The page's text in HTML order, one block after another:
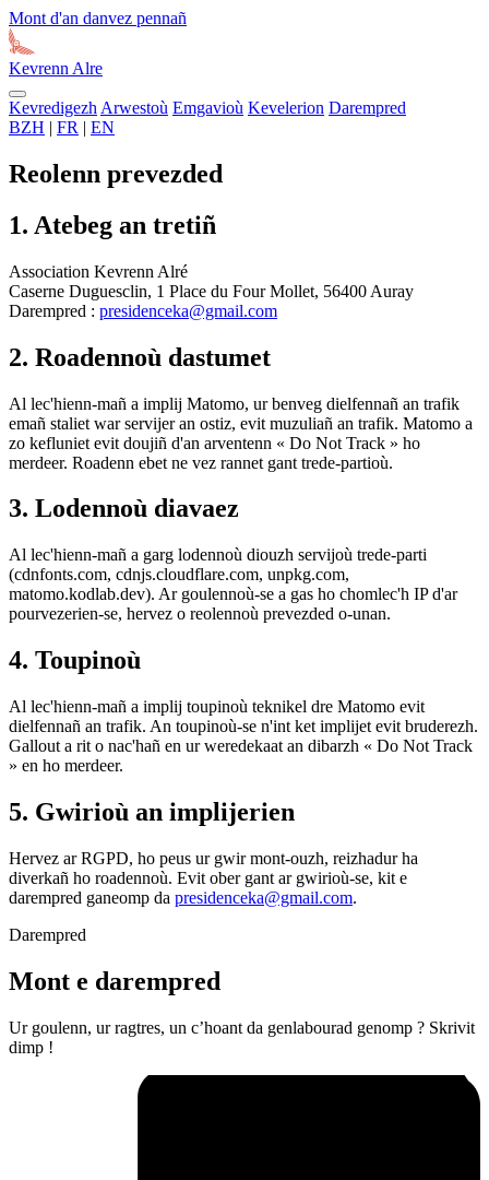
Mont d'an danvez pennañ
Kevrenn Alre
Kevredigezh Arwestoù Emgavioù Kevelerion Darempred
BZH | FR | EN
Reolenn prevezded
1. Atebeg an tretiñ
Association Kevrenn Alré
Caserne Duguesclin, 1 Place du Four Mollet, 56400 Auray
Darempred : presidenceka@gmail.com
2. Roadennoù dastumet
Al lec'hienn-mañ a implij Matomo, ur benveg dielfennañ an trafik
emañ staliet war servijer an ostiz, evit muzuliañ an trafik. Matomo a
zo kefluniet evit doujiñ d'an arventenn « Do Not Track » ho
merdeer. Roadenn ebet ne vez rannet gant trede-partioù.
3. Lodennoù diavaez
Al lec'hienn-mañ a garg lodennoù diouzh servijoù trede-parti
(cdnfonts.com, cdnjs.cloudflare.com, unpkg.com,
matomo.kodlab.dev). Ar goulennoù-se a gas ho chomlec'h IP d'ar
pourvezerien-se, hervez o reolennoù prevezded o-unan.
4. Toupinoù
Al lec'hienn-mañ a implij toupinoù teknikel dre Matomo evit
dielfennañ an trafik. An toupinoù-se n'int ket implijet evit bruderezh.
Gallout a rit o nac'hañ en ur weredekaat an dibarzh « Do Not Track
» en ho merdeer.
5. Gwirioù an implijerien
Hervez ar RGPD, ho peus ur gwir mont-ouzh, reizhadur ha
diverkañ ho roadennoù. Evit ober gant ar gwirioù-se, kit e
darempred ganeomp da presidenceka@gmail.com.
Darempred
Mont e darempred
Ur goulenn, ur ragtres, un c’hoant da genlabourad genomp ? Skrivit
dimp !